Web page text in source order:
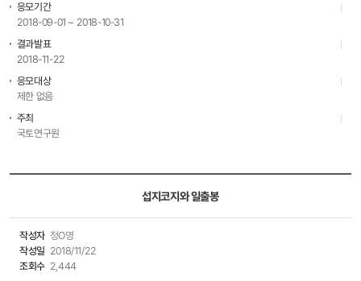
응모기간
2018-09-01 ~ 2018-10-31
결과발표
2018-11-22
응모대상
제한 없음
주최
국토연구원
섭지코지와 일출봉
작성자 정O영
작성일 2018/11/22
조회수 2,444